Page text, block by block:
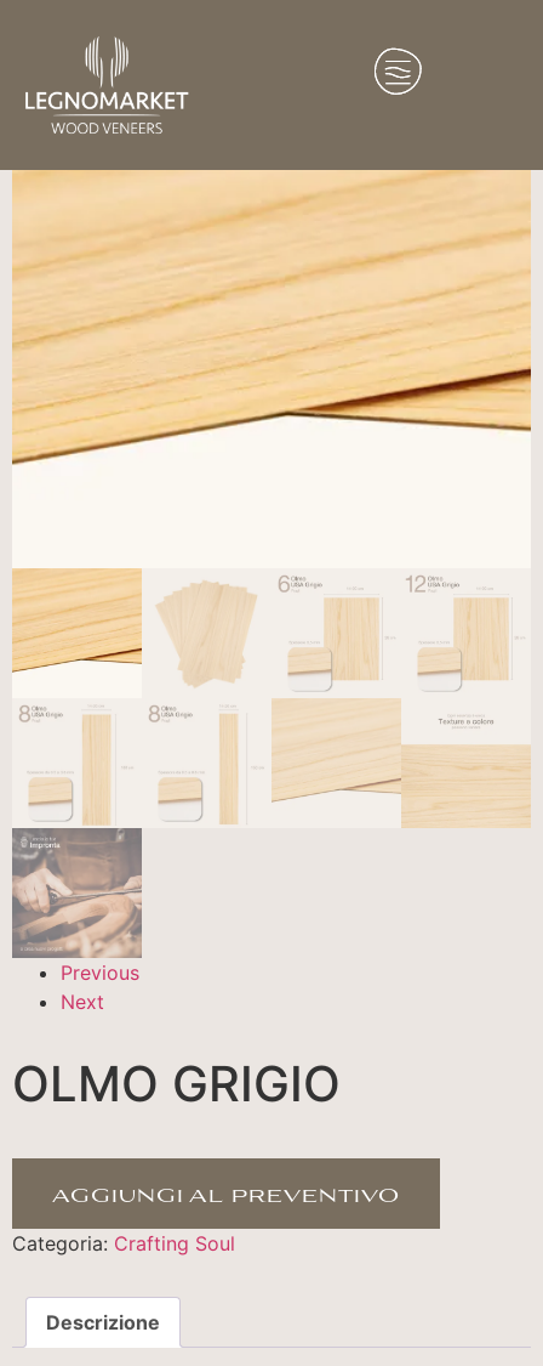
Previous
Next
OLMO GRIGIO
aggiungi al preventivo
Categoria: Crafting Soul
Descrizione